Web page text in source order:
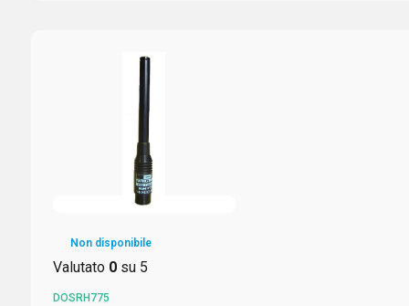
Non disponibile
Valutato 0su 5
DOSRH775